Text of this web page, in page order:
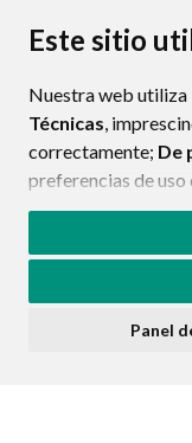
Este sitio
Nuestra web utiliza
Técnicas,
correctamente; De
preferencias de uso
funcionamiento de
Si acepta pulsando
consideramos que
ninguna acción, se
Panel